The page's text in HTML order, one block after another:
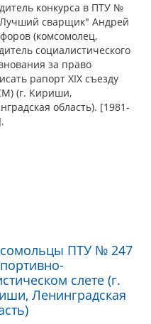
конкурса в ПТУ №
сварщик" Андрей
(комсомолец,
социалистического
за право
рапорт XIX съезду
(г. Кириши,
область). [1981-
ПТУ № 247
слете (г.
Ленинградская